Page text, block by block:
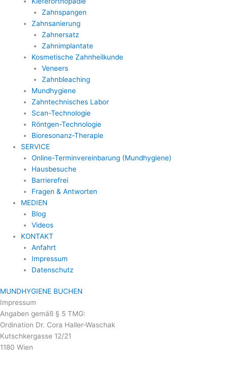
Zahnspangen
Zahnsanierung
Zahnersatz
Zahnimplantate
Kosmetische Zahnheilkunde
Veneers
Zahnbleaching
Mundhygiene
Zahntechnisches Labor
Scan-Technologie
Röntgen-Technologie
Bioresonanz-Therapie
SERVICE
Online-Terminvereinbarung (Mundhygiene)
Hausbesuche
Barrierefrei
Fragen & Antworten
MEDIEN
Blog
Videos
KONTAKT
Anfahrt
Impressum
Datenschutz
MUNDHYGIENE BUCHEN
Impressum
Angaben gemäß § 5 TMG:
Ordination Dr. Cora Haller-Waschak
Kutschkergasse 12/21
1180 Wien